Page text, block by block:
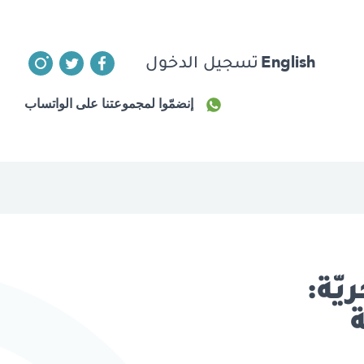
English تسجيل الدخول
إنضمّوا لمجموعتنا على الواتساب